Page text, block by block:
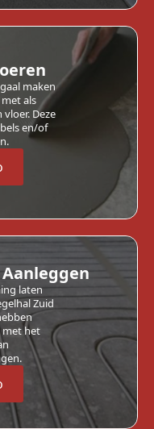
maken
als
Deze
en/of
laten
Zuid
met het